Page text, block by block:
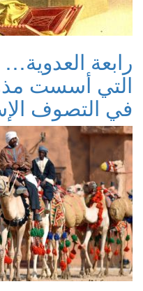
رابعة
التي أسست
في التصوف